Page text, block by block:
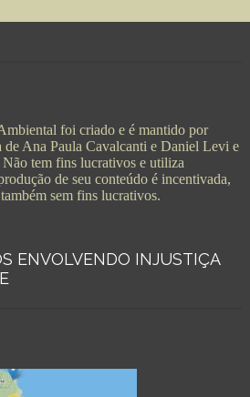
foi criado e é mantido por
de Ana Paula Cavalcanti e Daniel Levi e
tem fins lucrativos e utiliza
de seu conteúdo é incentivada,
sem fins lucrativos.
ENVOLVENDO INJUSTIÇA